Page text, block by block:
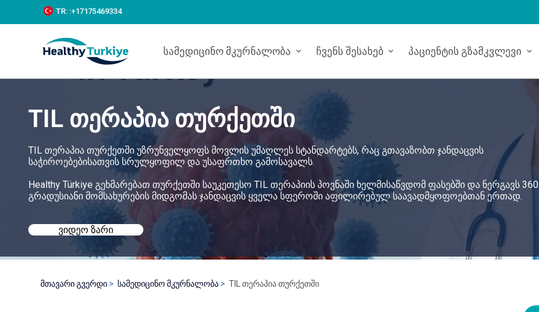
k
c
TR: :+‪17175469334‬
Სამედიცინო Მკურნალობა Ჩვენს Შესახებ Პაციენტის Გზამკვლევი
TIL თერაპია თურქეთში
TIL თერაპია თურქეთში უზრუნველყოფს მოვლის უმაღლეს სტანდარტებს, რაც გთავაზობთ ჯანდაცვის
საჭიროებებისათვის სრულყოფილ და უსაფრთხო გამოსავალს.
Healthy Türkiye გეხმარებათ თურქეთში საუკეთესო TIL თერაპიის პოვნაში ხელმისაწვდომ ფასებში და ნერგავს 360
გრადუსიანი მომსახურების მიდგომას ჯანდაცვის ყველა სფეროში აფილირებულ საავადმყოფოებთან ერთად.
ᲕᲘᲓᲔᲝ ᲖᲐᲠᲘ
მთავარი გვერდი სამედიცინო მკურნალობა TIL თერაპია თურქეთში